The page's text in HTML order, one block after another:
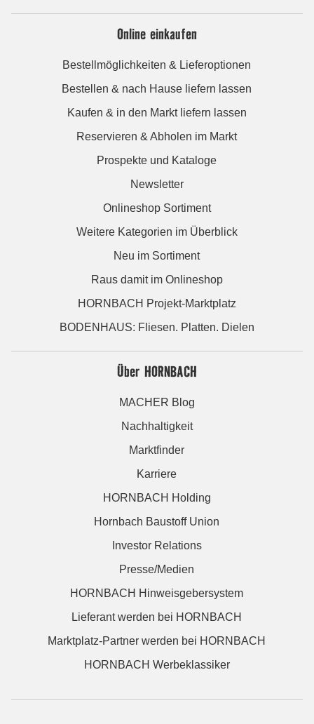
Online einkaufen
Bestellmöglichkeiten & Lieferoptionen
Bestellen & nach Hause liefern lassen
Kaufen & in den Markt liefern lassen
Reservieren & Abholen im Markt
Prospekte und Kataloge
Newsletter
Onlineshop Sortiment
Weitere Kategorien im Überblick
Neu im Sortiment
Raus damit im Onlineshop
HORNBACH Projekt-Marktplatz
BODENHAUS: Fliesen. Platten. Dielen
Über HORNBACH
MACHER Blog
Nachhaltigkeit
Marktfinder
Karriere
HORNBACH Holding
Hornbach Baustoff Union
Investor Relations
Presse/Medien
HORNBACH Hinweisgebersystem
Lieferant werden bei HORNBACH
Marktplatz-Partner werden bei HORNBACH
HORNBACH Werbeklassiker